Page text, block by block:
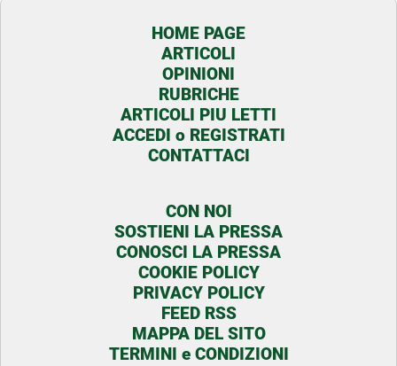
HOME PAGE
ARTICOLI
OPINIONI
RUBRICHE
ARTICOLI PIU LETTI
ACCEDI o REGISTRATI
CONTATTACI
CON NOI
SOSTIENI LA PRESSA
CONOSCI LA PRESSA
COOKIE POLICY
PRIVACY POLICY
FEED RSS
MAPPA DEL SITO
TERMINI e CONDIZIONI